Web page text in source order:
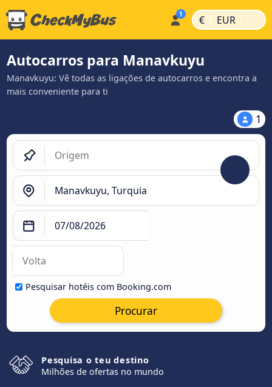
€ | EUR |
Autocarros para Manavkuyu
Manavkuyu: Vê todas as ligações de autocarros e encontra a
mais conveniente para ti
1
Pesquisar hotéis com Booking.com
Procurar
Pesquisa o teu destino
Milhões de ofertas no mundo